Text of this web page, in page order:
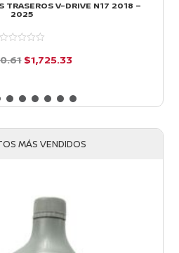
TRASEROS V-DRIVE N17 2018 –
2025
El
original
$1,960.61.
$1,725.33El
actual
$1,725.33.
MÁS VENDIDOS